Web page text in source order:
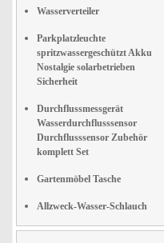
Wasserverteiler
Parkplatzleuchte
spritzwassergeschützt Akku
Nostalgie solarbetrieben
Sicherheit
Durchflussmessgerät
Wasserdurchflusssensor
Durchflusssensor Zubehör
komplett Set
Gartenmöbel Tasche
Allzweck-Wasser-Schlauch